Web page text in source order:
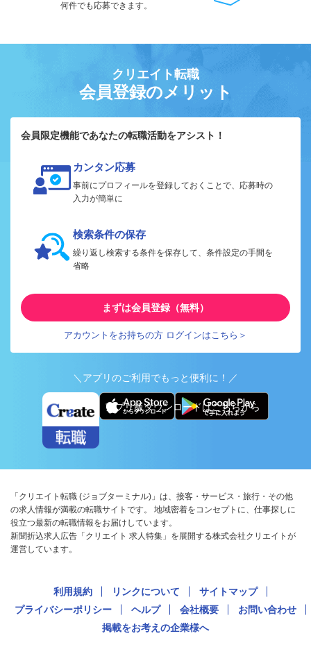
何件でも応募できます。
クリエイト転職
会員登録のメリット
会員限定機能であなたの転職活動をアシスト！
カンタン応募
事前にプロフィールを登録しておくことで、応募時の
入力が簡単に
検索条件の保存
繰り返し検索する条件を保存して、条件設定の手間を
省略
まずは会員登録（無料）
アカウントをお持ちの方 ログインはこちら＞
＼アプリのご利用でもっと便利に！／
アプリ版ダウンロードはこちらから
「クリエイト転職 (ジョブターミナル)」は、接客・サービス・旅行・その他
の求人情報が満載の転職サイトです。 地域密着をコンセプトに、仕事探しに
役立つ最新の転職情報をお届けしています。
新聞折込求人広告「クリエイト 求人特集」を展開する株式会社クリエイトが
運営しています。
利用規約 リンクについて
サイトマップ
プライバシーポリシー
ヘルプ 会社概要
お問い合わせ
掲載をお考えの企業様へ